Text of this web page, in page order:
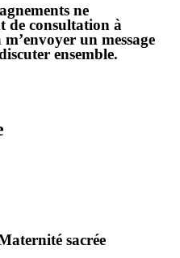
ne
de consultation à
un message
ensemble.
sacrée